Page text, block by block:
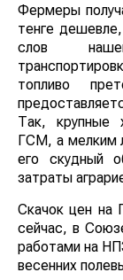
Фермеры
тенге
слов
топливо
Так, крупные
ГСМ, а мелким
его скудный
затраты
Скачок цен на
сейчас, в
работами на
весенних